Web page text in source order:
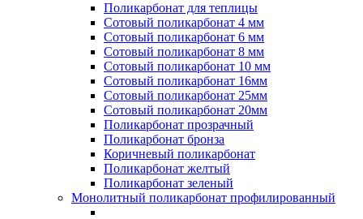
Поликарбонат для теплицы
Сотовый поликарбонат 4 мм
Сотовый поликарбонат 6 мм
Сотовый поликарбонат 8 мм
Сотовый поликарбонат 10 мм
Сотовый поликарбонат 16мм
Сотовый поликарбонат 25мм
Сотовый поликарбонат 20мм
Поликарбонат прозрачный
Поликарбонат бронза
Коричневый поликарбонат
Поликарбонат желтый
Поликарбонат зеленый
Монолитный поликарбонат профилированный